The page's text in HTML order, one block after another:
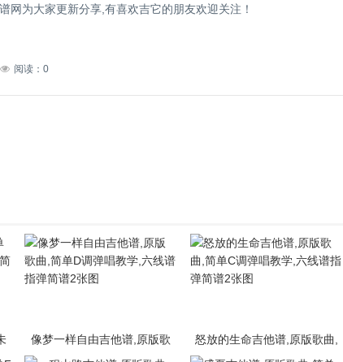
网为大家更新分享,有喜欢吉它的朋友欢迎关注！
阅读：0
像梦一样自由吉他谱,原版歌
曲,简单D调弹唱教学,六线谱指
怒放的生命吉他谱,原版歌曲,
简单C调弹唱教学,六线谱指弹